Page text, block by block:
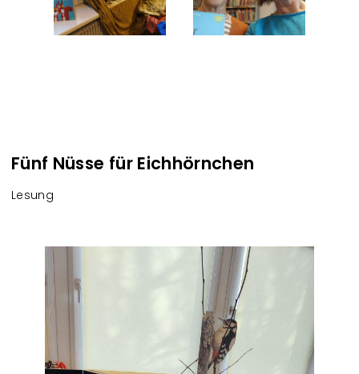
Fünf Nüsse für Eichhörnchen
Lesung